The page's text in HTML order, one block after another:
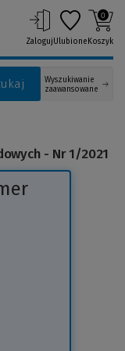
Wyszukiwanie
zaawansowane
ZalogujUlubione
0
Koszyk
- Nr 1/2021